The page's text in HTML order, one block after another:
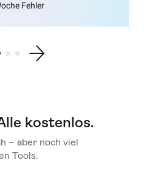
Fehler
previous testimonial
testimonial 1
Show testimonial 2
Show testimonial 3
kostenlos.
– aber noch viel
Tools.